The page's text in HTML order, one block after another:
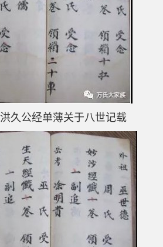
洪久公经单薄关于八世记载